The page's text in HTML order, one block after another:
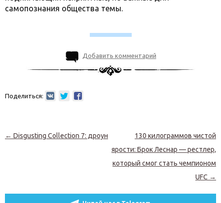
самопознания общества темы.
Добавить комментарий
Поделиться:
Навигация по записям
← Disgusting Collection 7: дроун
130 килограммов чистой
ярости: Брок Леснар — рестлер,
который смог стать чемпионом
UFC →